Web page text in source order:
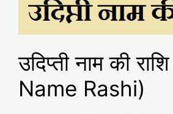
उदिप्ती नाम की
Name Rashi)